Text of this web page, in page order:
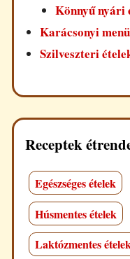
Könnyű nyári
Karácsonyi menü
Szilveszteri
Receptek
Egészséges ételek
Húsmentes ételek
Laktózmentes